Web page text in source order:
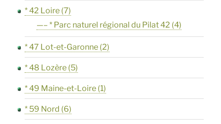
* 42 Loire (7)
—– * Parc naturel régional du Pilat 42 (4)
* 47 Lot-et-Garonne (2)
* 48 Lozère (5)
* 49 Maine-et-Loire (1)
* 59 Nord (6)